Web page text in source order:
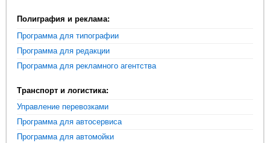
Полиграфия и реклама:
Программа для типографии
Программа для редакции
Программа для рекламного агентства
Транспорт и логистика:
Управление перевозками
Программа для автосервиса
Программа для автомойки